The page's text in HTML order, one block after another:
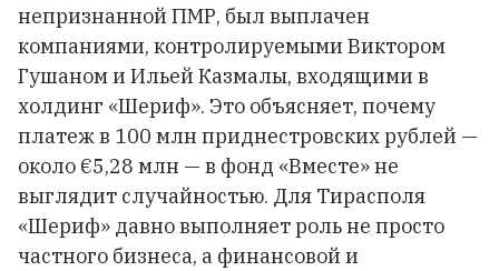
непризнанной ПМР, был выплачен
компаниями, контролируемыми Виктором
Гушаном и Ильей Казмалы, входящими в
холдинг «Шериф». Это объясняет, почему
платеж в 100 млн приднестровских рублей —
около €5,28 млн — в фонд «Вместе» не
выглядит случайностью. Для Тирасполя
«Шериф» давно выполняет роль не просто
частного бизнеса, а финансовой и